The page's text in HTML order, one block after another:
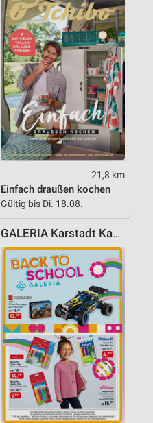
21,8 km
Einfach draußen kochen
Gültig bis Di. 18.08.
GALERIA Karstadt Kaufhof